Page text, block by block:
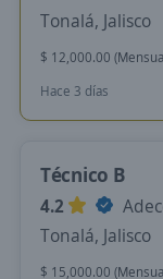
Tonalá, Jalisco
$ 12,000.00
Hace 3 días
Técnico B
4.2
Tonalá, Jalisco
$ 15,000.00